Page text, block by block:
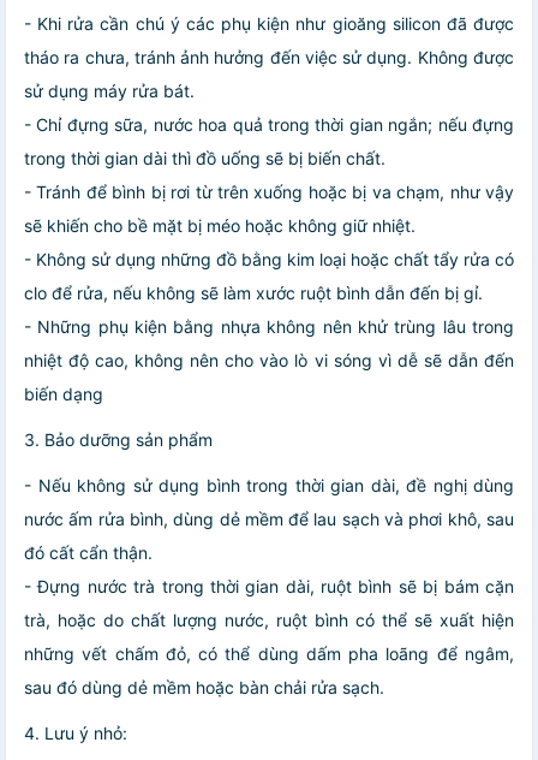
- Khi rửa cần chú ý các phụ kiện như gioăng silicon đã được
tháo ra chưa, tránh ảnh hưởng đến việc sử dụng. Không được
sử dụng máy rửa bát.
- Chỉ đựng sữa, nước hoa quả trong thời gian ngắn; nếu đựng
trong thời gian dài thì đồ uống sẽ bị biến chất.
- Tránh để bình bị rơi từ trên xuống hoặc bị va chạm, như vậy
sẽ khiến cho bề mặt bị méo hoặc không giữ nhiệt.
- Không sử dụng những đồ bằng kim loại hoặc chất tẩy rửa có
clo để rửa, nếu không sẽ làm xước ruột bình dẫn đến bị gỉ.
- Những phụ kiện bằng nhựa không nên khử trùng lâu trong
nhiệt độ cao, không nên cho vào lò vi sóng vì dễ sẽ dẫn đến
biến dạng
3. Bảo dưỡng sản phẩm
- Nếu không sử dụng bình trong thời gian dài, đề nghị dùng
nước ấm rửa bình, dùng dẻ mềm để lau sạch và phơi khô, sau
đó cất cẩn thận.
- Đựng nước trà trong thời gian dài, ruột bình sẽ bị bám cặn
trà, hoặc do chất lượng nước, ruột bình có thể sẽ xuất hiện
những vết chấm đỏ, có thể dùng dấm pha loãng để ngâm,
sau đó dùng dẻ mềm hoặc bàn chải rửa sạch.
4. Lưu ý nhỏ: